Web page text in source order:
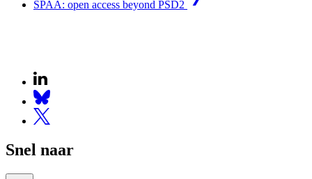
SPAA: open access beyond PSD2
Snel naar